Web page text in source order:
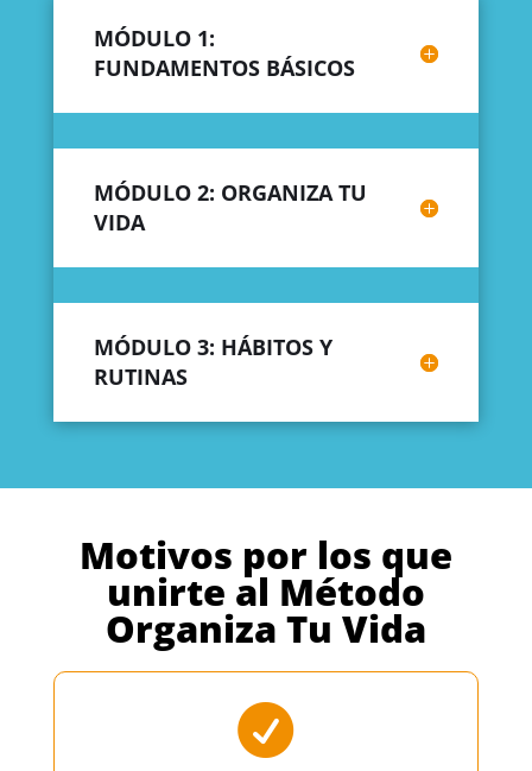
MÓDULO 1:
FUNDAMENTOS BÁSICOS
MÓDULO 2: ORGANIZA TU
VIDA
MÓDULO 3: HÁBITOS Y
RUTINAS
Motivos por los que
unirte al Método
Organiza Tu Vida
